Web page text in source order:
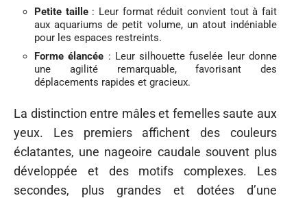
Petite taille: Leur format réduit convient tout à fait
aux aquariums de petit volume, un atout indéniable
pour les espaces restreints.
Forme élancée : Leur silhouette fuselée leur donne
une agilité remarquable, favorisant des
déplacements rapides et gracieux.
La distinction entre mâles et femelles saute aux
yeux. Les premiers affichent des couleurs
éclatantes, une nageoire caudale souvent plus
développée et des motifs complexes. Les
secondes, plus grandes et dotées d’une